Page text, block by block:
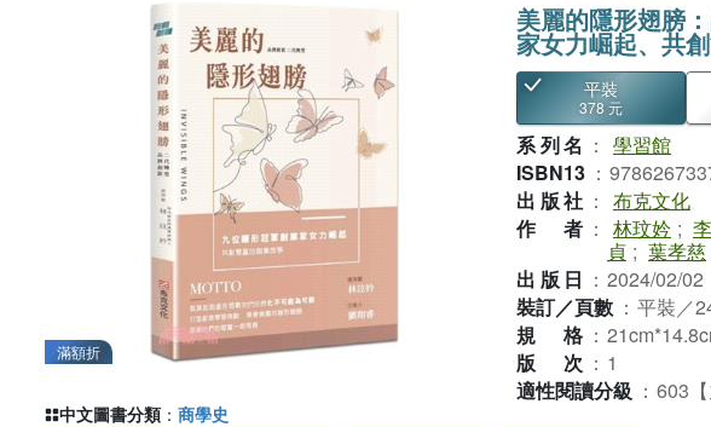
滿額折
美麗的隱形翅膀
家女力崛起、共
平裝
378 元
系列名 ： 學習館
ISBN13 ：
出版社 ： 布克文化
作者 ： 林玟妗 ;
貞 ; 葉孝慈
出版日 ： 2024/02/02
裝訂／頁數 ： 平裝／
規格 ：
版次 ： 1
適性閱讀分級 ： 603【
中文圖書分類 ： 商學史